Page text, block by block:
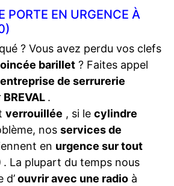
PORTE EN URGENCE À
? Vous avez perdu vos clefs
barillet ? Faites appel
entreprise de serrurerie
BREVAL .
verrouillée , si le cylindre
nos services de
en urgence sur tout
. La plupart du temps nous
d’ouvrir avec une radio à